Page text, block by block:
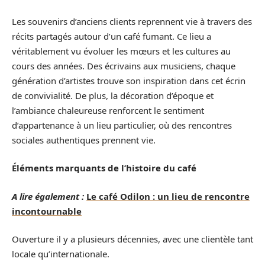
Les souvenirs d’anciens clients reprennent vie à travers des
récits partagés autour d’un café fumant. Ce lieu a
véritablement vu évoluer les mœurs et les cultures au
cours des années. Des écrivains aux musiciens, chaque
génération d’artistes trouve son inspiration dans cet écrin
de convivialité. De plus, la décoration d’époque et
l’ambiance chaleureuse renforcent le sentiment
d’appartenance à un lieu particulier, où des rencontres
sociales authentiques prennent vie.
Éléments marquants de l’histoire du café
A lire également : Le café Odilon : un lieu de rencontre
incontournable
Ouverture il y a plusieurs décennies, avec une clientèle tant
locale qu’internationale.